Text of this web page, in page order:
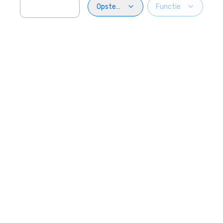
Opstelling
Functie